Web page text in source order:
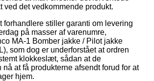
ved det vedkommende produkt.
forhandlere stiller garanti om levering
på masser af varenumre,
MA-1 Bomber jakke / Pilot jakke
som dog er underforstået at ordren
klokkeslæt, sådan at de
at få produkterne afsendt forud for at
hjem.